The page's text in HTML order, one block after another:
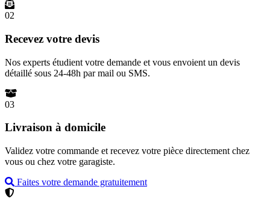
02
Recevez votre devis
Nos experts étudient votre demande et vous envoient un devis
détaillé sous 24-48h par mail ou SMS.
03
Livraison à domicile
Validez votre commande et recevez votre pièce directement chez
vous ou chez votre garagiste.
Faites votre demande gratuitement